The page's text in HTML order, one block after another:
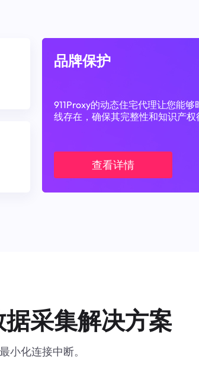
品牌保护
911Proxy的动态住宅代理让您能
线存在，确保其完整性和知识产权
查看详情
采集解决方案
小化连接中断。